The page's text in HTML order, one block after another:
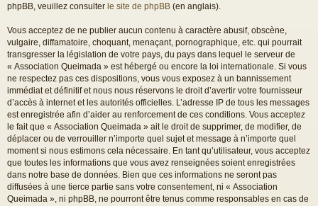
phpBB, veuillez consulter le site de phpBB (en anglais).
Vous acceptez de ne publier aucun contenu à caractère abusif, obscène,
vulgaire, diffamatoire, choquant, menaçant, pornographique, etc. qui pourrait
transgresser la législation de votre pays, du pays dans lequel le serveur de
« Association Queimada » est hébergé ou encore la loi internationale. Si vous
ne respectez pas ces dispositions, vous vous exposez à un bannissement
immédiat et définitif et nous nous réservons le droit d’avertir votre fournisseur
d’accès à internet et les autorités officielles. L’adresse IP de tous les messages
est enregistrée afin d’aider au renforcement de ces conditions. Vous acceptez
le fait que « Association Queimada » ait le droit de supprimer, de modifier, de
déplacer ou de verrouiller n’importe quel sujet et message à n’importe quel
moment si nous estimons cela nécessaire. En tant qu’utilisateur, vous acceptez
que toutes les informations que vous avez renseignées soient enregistrées
dans notre base de données. Bien que ces informations ne seront pas
diffusées à une tierce partie sans votre consentement, ni « Association
Queimada », ni phpBB, ne pourront être tenus comme responsables en cas de